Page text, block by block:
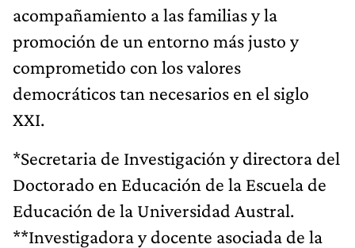
acompañamiento a las familias y la
promoción de un entorno más justo y
comprometido con los valores
democráticos tan necesarios en el siglo
XXI.
*Secretaria de Investigación y directora del
Doctorado en Educación de la Escuela de
Educación de la Universidad Austral.
**Investigadora y docente asociada de la